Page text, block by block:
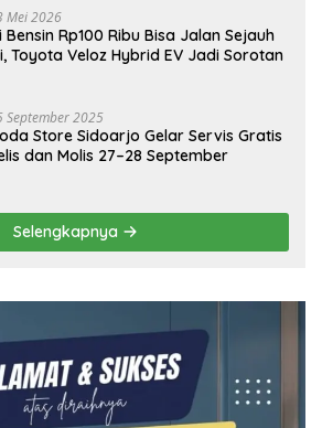
Mei 2026
Bensin Rp100 Ribu Bisa Jalan Sejauh
Toyota Veloz Hybrid EV Jadi Sorotan
September 2025
Store Sidoarjo Gelar Servis Gratis
dan Molis 27–28 September
Selengkapnya